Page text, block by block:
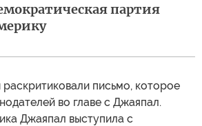
партия
письмо, которое
во главе с Джаяпал.
Джаяпал выступила с